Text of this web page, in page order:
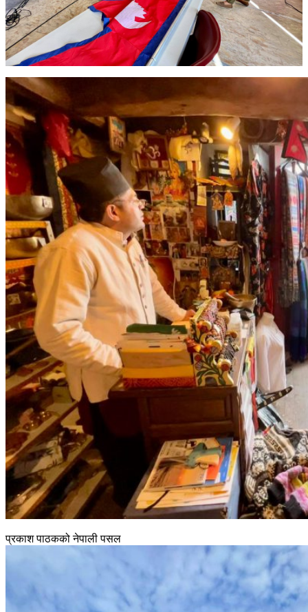
प्रकाश पाठकको नेपाली पसल